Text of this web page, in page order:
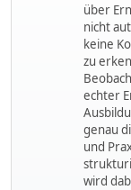
über
nicht
keine
zu
echter
genau
und
wird